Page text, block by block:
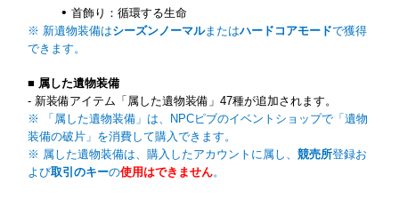
首飾り：循環する生命
※ 新遺物装備はシーズンノーマルまたはハードコアモードで獲得
できます。
■ 属した遺物装備
- 新装備アイテム「属した遺物装備」47種が追加されます。
※ 「属した遺物装備」は、NPCピブのイベントショップで「遺物
装備の破片」を消費して購入できます。
※ 属した遺物装備は、購入したアカウントに属し、競売所登録お
よび取引のキーの使用はできません。